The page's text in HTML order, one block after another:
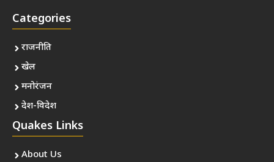
Categories
राजनीति
खेल
मनोरंजन
देश-विदेश
Quakes Links
About Us